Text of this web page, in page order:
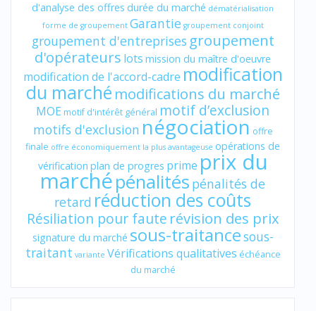
d'analyse des offres durée du marché dématérialisation
forme de groupement Garantie groupement conjoint
groupement d'entreprises groupement
d'opérateurs lots mission du maître d'oeuvre
modification de l'accord-cadre modification
du marché modifications du marché
MOE motif d'intérêt général motif d’exclusion
motifs d'exclusion négociation offre
finale offre économiquement la plus avantageuse opérations de
vérification plan de progres prime prix du
marchépénalités pénalités de
retard réduction des coûts
Résiliation pour faute révision des prix
signature du marché sous-traitancesous-
traitant variante Vérifications qualitatives échéance
du marché